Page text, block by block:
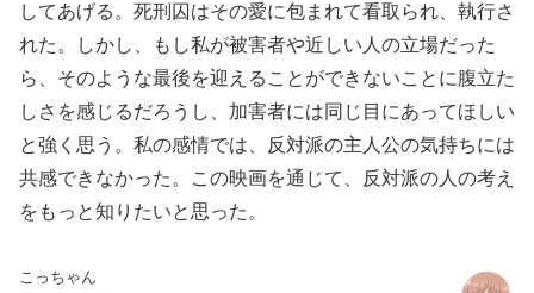
してあげる。死刑囚はその愛に包まれて看取られ、執行さ
れた。しかし、もし私が被害者や近しい人の立場だった
ら、そのような最後を迎えることができないことに腹立た
しさを感じるだろうし、加害者には同じ目にあってほしい
と強く思う。私の感情では、反対派の主人公の気持ちには
共感できなかった。この映画を通じて、反対派の人の考え
をもっと知りたいと思った。
こっちゃん